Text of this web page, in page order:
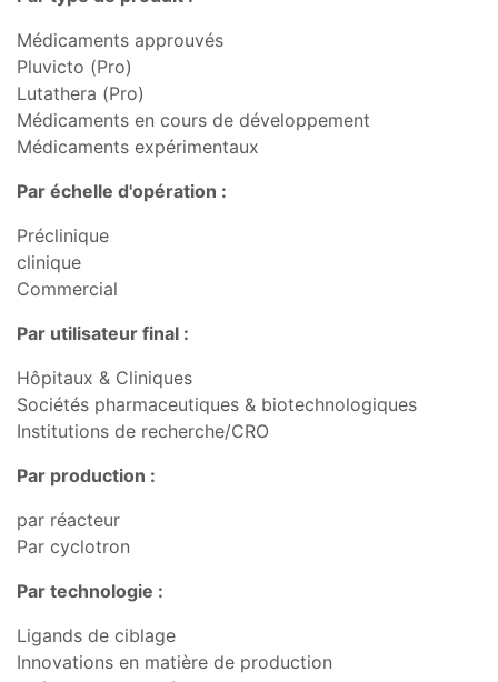
Médicaments approuvés
Pluvicto (Pro)
Lutathera (Pro)
Médicaments en cours de développement
Médicaments expérimentaux
Par échelle d'opération :
Préclinique
clinique
Commercial
Par utilisateur final :
Hôpitaux & Cliniques
Sociétés pharmaceutiques & biotechnologiques
Institutions de recherche/CRO
Par production :
par réacteur
Par cyclotron
Par technologie :
Ligands de ciblage
Innovations en matière de production